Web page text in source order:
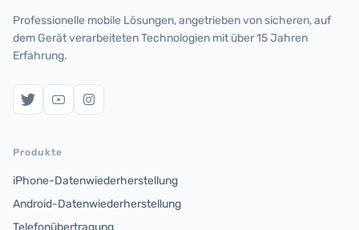
Professionelle mobile Lösungen, angetrieben von sicheren, auf
dem Gerät verarbeiteten Technologien mit über 15 Jahren
Erfahrung.
Produkte
iPhone-Datenwiederherstellung
Android-Datenwiederherstellung
Telefonübertragung